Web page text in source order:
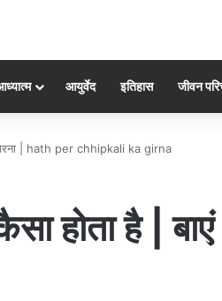
आयुर्वेद इतिहास जीवन
गिरना | hath per chhipkali ka girna
होता है |